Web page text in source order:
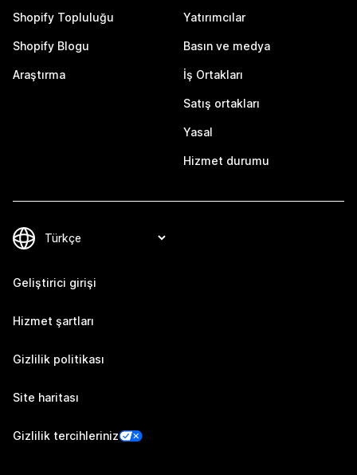
Shopify Topluluğu
Shopify Blogu
Araştırma
Yatırımcılar
Basın ve medya
İş Ortakları
Satış ortakları
Yasal
Hizmet durumu
Geliştirici girişi
Hizmet şartları
Gizlilik politikası
Site haritası
Gizlilik tercihleriniz